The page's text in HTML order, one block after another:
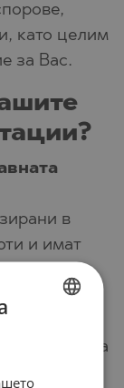
като целим
за Вас.
в
и имат
клиента
правната